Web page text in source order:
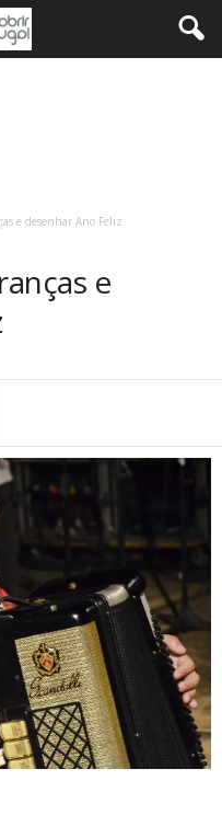
e desenhar Ano Feliz
e